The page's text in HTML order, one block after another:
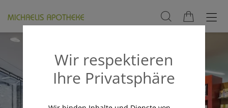
Wir respektieren
Ihre Privatsphäre